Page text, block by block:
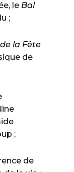
le Bal
;
la Fête
de
;
de